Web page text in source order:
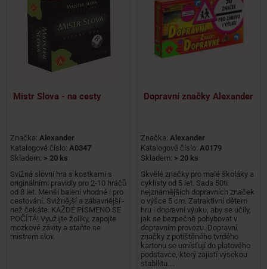
Mistr Slova - na cesty
Značka: Alexander
Katalogové číslo: A0347
Skladem: > 20 ks
Svižná slovní hra s kostkami s
originálními pravidly pro 2-10 hráčů
od 8 let. Menší balení vhodné i pro
cestování. Svižnější a zábavnější -
než čekáte. KAŽDÉ PÍSMENO SE
POČÍTÁ! Využijte žolíky, zapojte
mozkové závity a staňte se
mistrem slov.
Dopravní značky Alexander
Značka: Alexander
Katalogové číslo: A0179
Skladem: > 20 ks
Skvělé značky pro malé školáky a
cyklisty od 5 let. Sada 50ti
nejznámějších dopravních značek
o výšce 5 cm. Zatraktivní dětem
hru i dopravní výuku, aby se učily,
jak se bezpečně pohybovat v
dopravním provozu. Dopravní
značky z potištěného tvrdého
kartonu se umísťují do platového
podstavce, který zajistí vysokou
stabilitu....